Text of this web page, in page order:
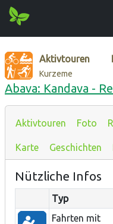
Aktivtouren
Kurzeme
Abava: Kandava -
Aktivtouren Foto
Karte Geschichten
Nützliche Infos
Typ
Fahrten mit